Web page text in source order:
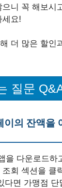
니 꼭 해보시
세요!
더 많은 할인
질문
이의 잔액을
을 다운로드하
회 섹션을 클
다면 가맹점 단